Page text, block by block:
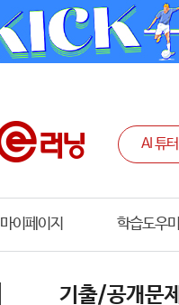
마이페이지 학습도우미
기출/공개문제